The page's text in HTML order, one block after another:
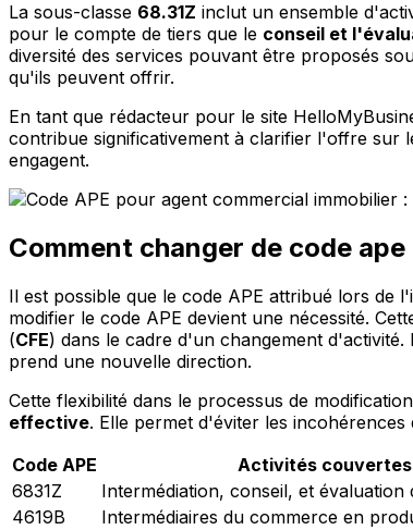
La sous-classe 68.31Z inclut un ensemble
pour le compte de tiers que le conseil et
diversité des services pouvant être proposés
qu'ils peuvent offrir.
En tant que rédacteur pour le site
contribue significativement à clarifier l'offre sur
engagent.
Comment changer de code ape
Il est possible que le code APE attribué lors
modifier le code APE devient une nécessité.
(CFE) dans le cadre d'un changement
prend une nouvelle direction.
Cette flexibilité dans le processus de
effective. Elle permet d'éviter les
Code APE
Activités couvertes
6831Z
Intermédiation, conseil, et évaluation
4619B
Intermédiaires du commerce en